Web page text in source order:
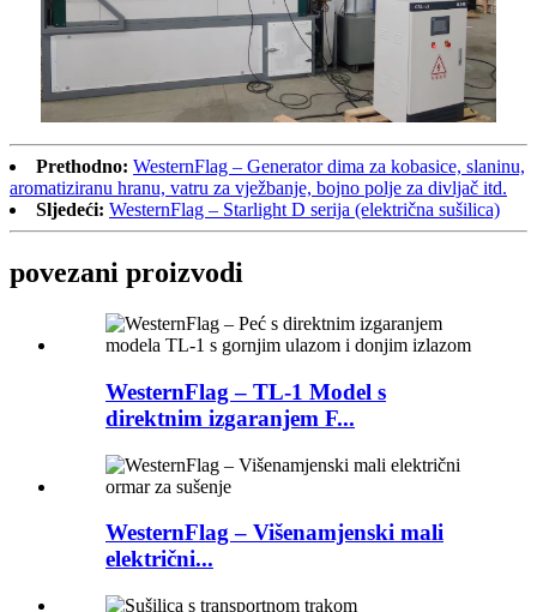
Prethodno: WesternFlag – Generator dima za kobasice, slaninu,
aromatiziranu hranu, vatru za vježbanje, bojno polje za divljač itd.
Sljedeći: WesternFlag – Starlight D serija (električna sušilica)
povezani proizvodi
WesternFlag – TL-1 Model s
direktnim izgaranjem F...
WesternFlag – Višenamjenski mali
električni...